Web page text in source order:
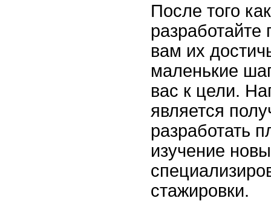
После того
вам их
маленькие
вас к цели.
является
разработать
изучение
стажировки.